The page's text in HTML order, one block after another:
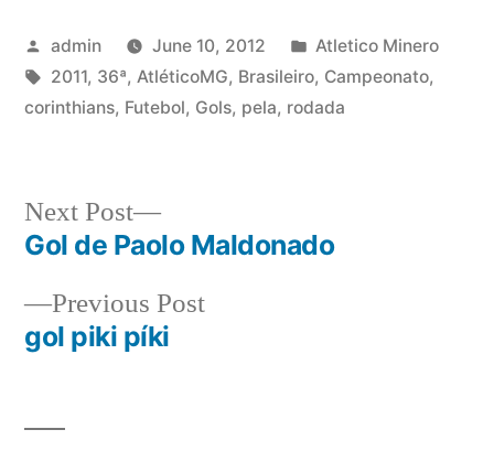
Posted
by
admin June 10, 2012
Posted
in
Atletico Minero
Tags:
2011, 36ª, AtléticoMG, Brasileiro, Campeonato,
corinthians, Futebol, Gols, pela, rodada
Post
navigation
Previous PostPrevious
gol piki píki
Next Post
Next
post:
Gol de Paolo Maldonado